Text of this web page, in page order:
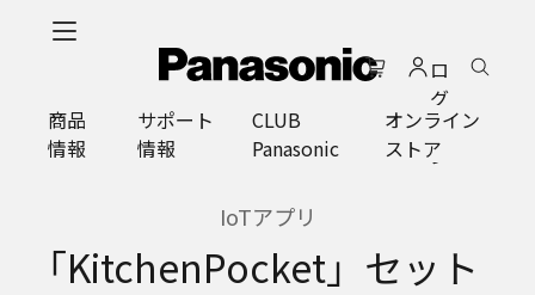
ロ
グ
イ
ン
商品
情報
サポート
情報
CLUB
Panasonic
オンライン
ストア
IoTアプリ
「KitchenPocket」セット